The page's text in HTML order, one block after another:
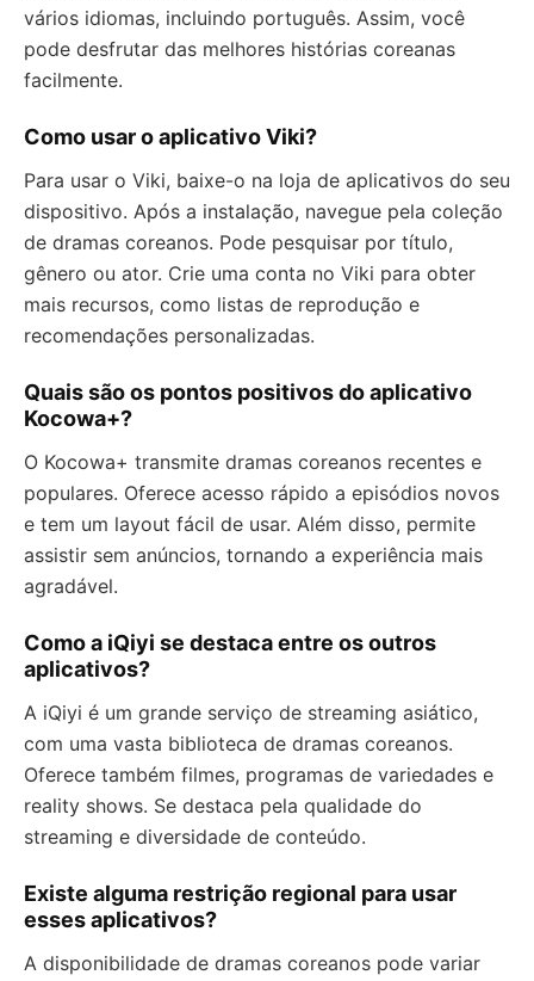
vários idiomas, incluindo português. Assim, você
pode desfrutar das melhores histórias coreanas
facilmente.
Como usar o aplicativo Viki?
Para usar o Viki, baixe-o na loja de aplicativos do seu
dispositivo. Após a instalação, navegue pela coleção
de dramas coreanos. Pode pesquisar por título,
gênero ou ator. Crie uma conta no Viki para obter
mais recursos, como listas de reprodução e
recomendações personalizadas.
Quais são os pontos positivos do aplicativo
Kocowa+?
O Kocowa+ transmite dramas coreanos recentes e
populares. Oferece acesso rápido a episódios novos
e tem um layout fácil de usar. Além disso, permite
assistir sem anúncios, tornando a experiência mais
agradável.
Como a iQiyi se destaca entre os outros
aplicativos?
A iQiyi é um grande serviço de streaming asiático,
com uma vasta biblioteca de dramas coreanos.
Oferece também filmes, programas de variedades e
reality shows. Se destaca pela qualidade do
streaming e diversidade de conteúdo.
Existe alguma restrição regional para usar
esses aplicativos?
A disponibilidade de dramas coreanos pode variar